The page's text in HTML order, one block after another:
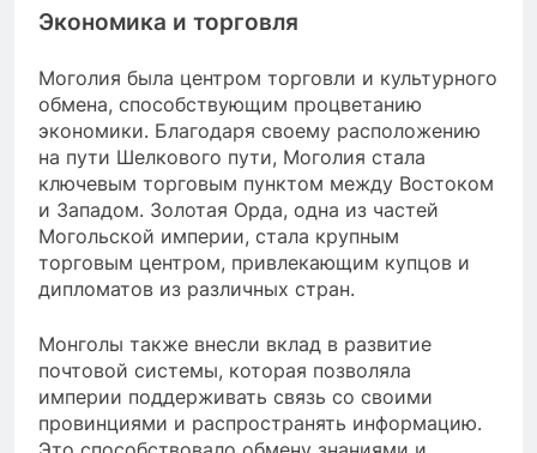
Экономика и торговля
Моголия была центром торговли и культурного
обмена, способствующим процветанию
экономики. Благодаря своему расположению
на пути Шелкового пути, Моголия стала
ключевым торговым пунктом между Востоком
и Западом. Золотая Орда, одна из частей
Могольской империи, стала крупным
торговым центром, привлекающим купцов и
дипломатов из различных стран.
Монголы также внесли вклад в развитие
почтовой системы, которая позволяла
империи поддерживать связь со своими
провинциями и распространять информацию.